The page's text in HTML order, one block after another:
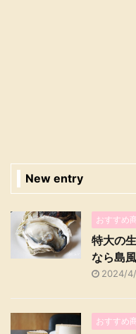
New entry
おすすめ
特大の
なら島
2024/
おすすめ